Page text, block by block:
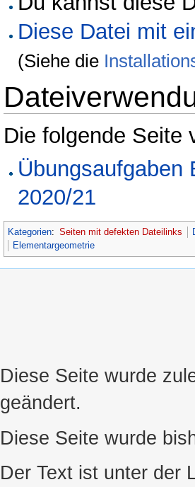
Diese Datei mit
(Siehe die
Die folgende Seite
Übungsaufgaben
2020/21
Kategorien: Seiten mit defekten Dateilinks
Elementargeometrie
Diese Seite wurde
geändert.
Diese Seite wurde
Der Text ist unter der